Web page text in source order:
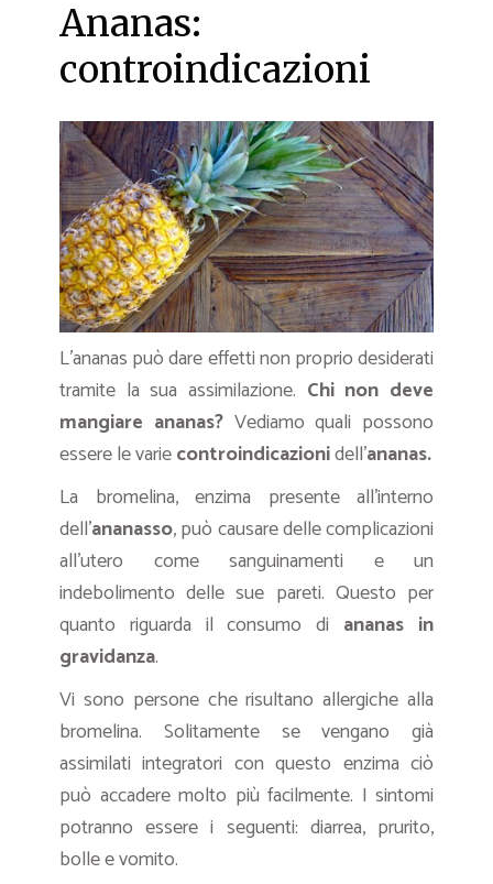
Ananas:
controindicazioni
L’ananas può dare effetti non proprio desiderati
tramite la sua assimilazione. Chi non deve
mangiare ananas? Vediamo quali possono
essere le variecontroindicazionidell’ananas.
La bromelina, enzima presente all’interno
dell’ananasso, può causare delle complicazioni
all’utero come sanguinamenti e un
indebolimento delle sue pareti. Questo per
quanto riguarda il consumo di ananas in
gravidanza.
Vi sono persone che risultano allergiche alla
bromelina. Solitamente se vengano già
assimilati integratori con questo enzima ciò
può accadere molto più facilmente. I sintomi
potranno essere i seguenti: diarrea, prurito,
bolle e vomito.